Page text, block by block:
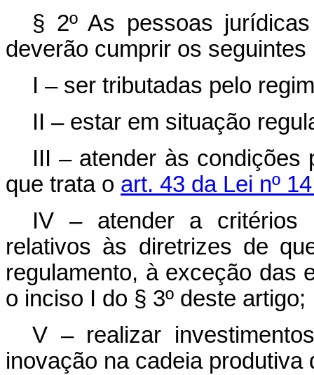
§ 2º As pessoas
deverão cumprir os seguintes
I – ser tributadas pelo
II – estar em situação
III – atender às condições
que trata o art. 43 da Lei nº
IV – atender a critérios
relativos às diretrizes de
regulamento, à exceção das
o inciso I do § 3º deste artigo;
V – realizar
inovação na cadeia produtiva